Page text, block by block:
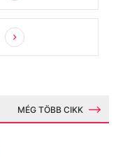
MÉG TÖBB CIKK